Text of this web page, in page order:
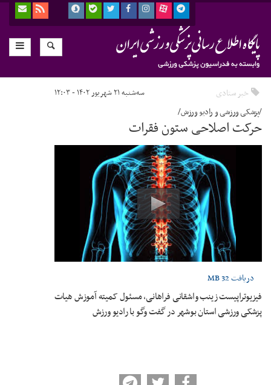
خبر ستادی سه‌شنبه ۲۱ شهریور ۱۴۰۲ - ۱۲:۰۳
/پزشکی ورزشی و رادیو ورزش/
حرکت اصلاحی ستون فقرات
دریافت32 MB
فیزیوتراپیست زینب واشقانی فراهانی، مسئول کمیته آموزش هیات
پزشکی ورزشی استان بوشهر در گفت وگو با رادیو ورزش